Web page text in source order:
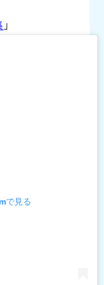
」
で見る